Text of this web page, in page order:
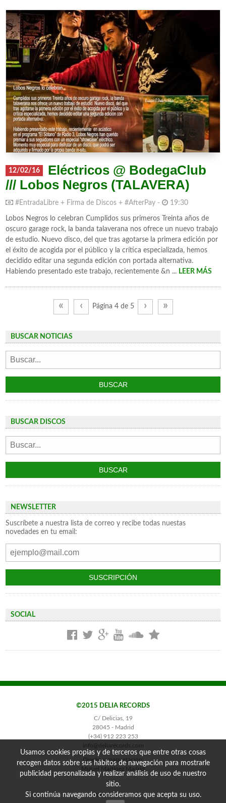
12/02/16
Eléctricos @ BodegaClub
/// Lobos Negros (TALAVERA)
#EntradaLibre + Firma de Discos + #AfterPay - 19:30
Lobos Negros lo celebran Cumplidos sus primeros Treinta años de
oscuro garage rock, la banda talaverana nos ofrece un nuevo trabajo
de estudio. Nuevo disco, del que tras agotarse la primera edición por
el éxito de acogida por el público y la crítica especializada, hemos
decidido editar una segunda edición con portada alternativa.
Habiendo presentado este trabajo, recientemente &n ... LEER MÁS
« ‹ Página 4 de 5 › »
BUSCAR NOTICIAS
BUSCAR DISCOS
NEWSLETTER
Suscríbete a nuestra lista de correo y recibe todas nuestas
novedades en tu email:
SOCIAL
©2015 DELIA RECORDS
C/ Delicias, 19
28045 - Madrid
(+34) 912 223 253
info@deliarecords.com
Diseño y maquetación:
Miguel Martínez Madrid
AVISO LEGAL
Usamos cookies propias y de terceros que entre otras cosas
recogen datos sobre sus hábitos de navegación para mostrarle
publicidad personalizada y realizar análisis de uso de nuestro
sitio.
Si continúa navegando consideramos que acepta su uso.